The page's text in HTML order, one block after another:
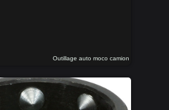
Outillage auto moco camion